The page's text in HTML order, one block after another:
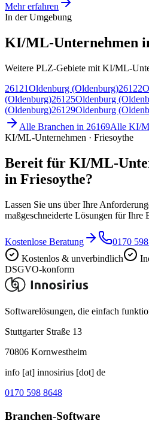
Mehr erfahren
In der Umgebung
KI/ML-Unternehmen
Weitere PLZ-Gebiete mit KI/ML-
26121Oldenburg (Oldenburg)26122
(Oldenburg)26125Oldenburg
(Oldenburg)26129Oldenburg
Alle Branchen in 26169Alle KI/
KI/ML-Unternehmen · Friesoythe
Bereit für KI/ML-
in Friesoythe?
Lassen Sie uns über Ihre
maßgeschneiderte Lösungen für Ihre
Kostenlose Beratung
0170
Kostenlos & unverbindlich
DSGVO-konform
Softwarelösungen, die einfach
Stuttgarter Straße 13
70806 Kornwestheim
info [at] innosirius [dot] de
0170 598 8648
Branchen-Software